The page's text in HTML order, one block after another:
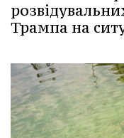
Трампа на